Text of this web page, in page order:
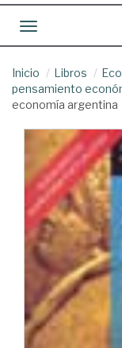
Toggle navigation
Inicio Libros
pensamiento
economía argentina